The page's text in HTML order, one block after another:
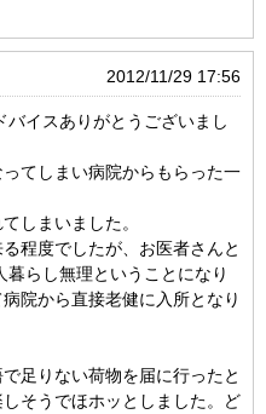
2012/11/29 17:56
イスありがとうございまし
てしまい病院からもらった一
しまいました。
程度でしたが、お医者さんと
らし無理ということになり
院から直接老健に入所となり
足りない荷物を届に行ったと
そうでほホッとしました。ど